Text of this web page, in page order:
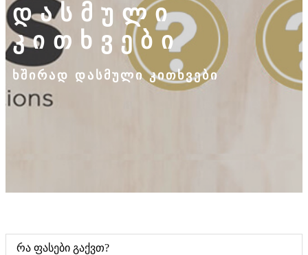
დასმული
კითხვები
ხშირად დასმული კითხვები
რა ფასები გაქვთ?